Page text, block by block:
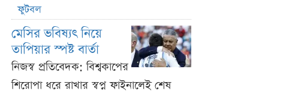
ফুটবল
মেসির ভবিষ্যৎ নিয়ে
তাপিয়ার স্পষ্ট বার্তা
নিজস্ব প্রতিবেদক: বিশ্বকাপের
শিরোপা ধরে রাখার স্বপ্ন ফাইনালেই শেষ